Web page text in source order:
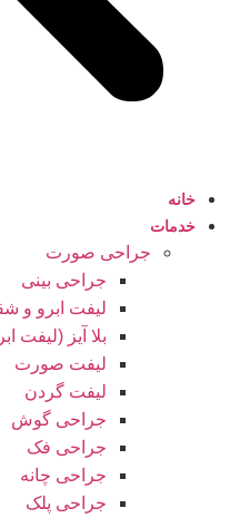
خانه
خدمات
جراحی صورت
جراحی بینی
لیفت ابرو و
بلا آیز (لیفت
لیفت صورت
لیفت گردن
جراحی گوش
جراحی فک
جراحی چانه
جراحی پلک